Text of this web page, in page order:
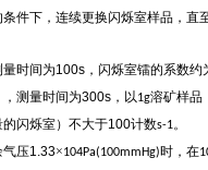
件下，连续更换闪烁室样品，直
时间为100s ，闪烁室镭的系数约
测量时间为300s ，以1g溶矿样品
闪烁室）不大于100计数s-1。
气压1.33×104Pa(100mmHg)时，在